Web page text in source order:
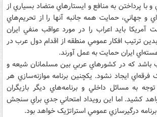
و با پرداختن به منافع و ايستارهاي متضاد بسياري از
و جهاني، حمايت‌ همه جانبه آنها را از تحريم‌هاي
آمريکا بايد اعراب را در مورد عواقب منفي ايران
ترتيب افکار عمومي منطقه از اقدام دول عرب در
ايران حمايت به عمل آورند.
باشد که در کشورهاي عربي بين مسلمانان شيعه و
ايجاد نشود. يکچنين برنامه موازنه‌سازي هر
به مسائل داخلي و برنامه‌هاي ديگر بازيگران
کشيد. اما اين رويداد امتحاني جدي براي سنجش
درگيرسازي عمومي استراتژيک خواهد بود.